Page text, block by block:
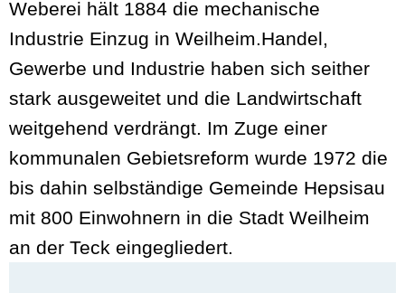
Weberei hält 1884 die mechanische
Industrie Einzug in Weilheim.Handel,
Gewerbe und Industrie haben sich seither
stark ausgeweitet und die Landwirtschaft
weitgehend verdrängt. Im Zuge einer
kommunalen Gebietsreform wurde 1972 die
bis dahin selbständige Gemeinde Hepsisau
mit 800 Einwohnern in die Stadt Weilheim
an der Teck eingegliedert.